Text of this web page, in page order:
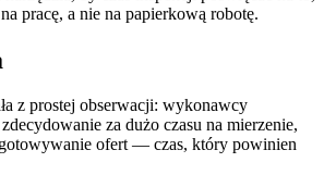
pracę, a nie na papierkową robotę.
z prostej obserwacji: wykonawcy
za dużo czasu na mierzenie,
ofert — czas, który powinien